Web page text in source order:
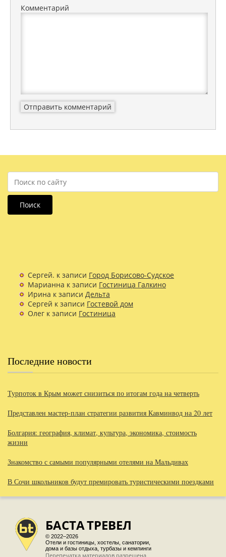
Комментарий
Поиск
Сергей. к записи Город Борисово-Судское
Марианна к записи Гостиница Галкино
Ирина к записи Дельта
Сергей к записи Гостевой дом
Олег к записи Гостиница
Последние новости
Турпоток в Крым может снизиться по итогам года на четверть
Представлен мастер-план стратегии развития Кавминвод на 20 лет
Болгария: география, климат, культура, экономика, стоимость
жизни
Знакомство с самыми популярными отелями на Мальдивах
В Сочи школьников будут премировать туристическими поездками
БАСТАТРЕВЕЛ
© 2022–2026
Отели и гостиницы, хостелы, санатории,
дома и базы отдыха, турбазы и кемпинги
Перепечатка материалов разрешена